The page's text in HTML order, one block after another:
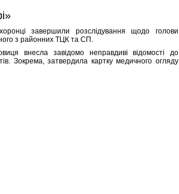
завершили розслідування щодо голови
з районних ТЦК та СП.
внесла завідомо неправдиві відомості до
Зокрема, затвердила картку медичного огляду